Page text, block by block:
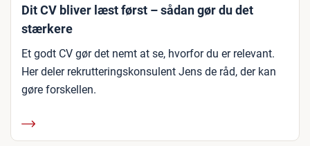
Dit CV bliver læst først – sådan gør du det
stærkere
Et godt CV gør det nemt at se, hvorfor du er relevant.
Her deler rekrutteringskonsulent Jens de råd, der kan
gøre forskellen.